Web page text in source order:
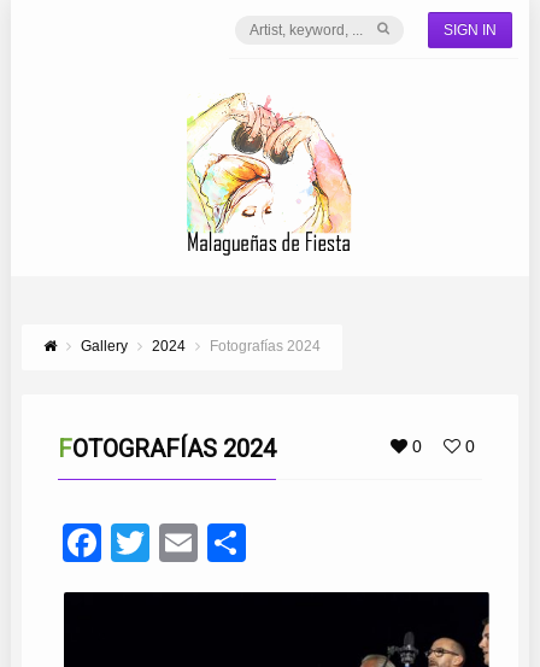
SIGN IN
Gallery 2024 Fotografías 2024
0 0
FOTOGRAFÍAS 2024
Facebook
TwitterEmail